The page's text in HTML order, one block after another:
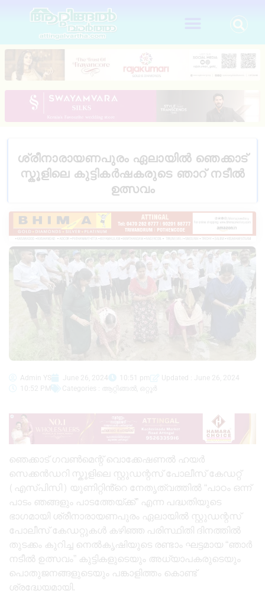
ശ്രീനാരായണപുരം ഏലായിൽ ഞെക്കാട്
സ്കൂളിലെ കുട്ടികർഷകരുടെ ഞാറ് നടീൽ
ഉത്സവം
Admin YS June 26, 2024 10:51 pm
Updated : June 26, 2024
10:52 PM
Categories : ആറ്റിങ്ങൽ ഒറ്റൂർ
ഞെക്കാട് ഗവൺമെന്റ് വൊക്കേഷണൽ ഹയർ
സെക്കൻഡറി സ്കൂളിലെ സ്റ്റുഡന്റസ് പോലീസ് കേഡറ്റ്
(എസ്പിസി) യൂണിറ്റിൻ്റെ നേതൃത്വത്തിൽ “പാഠം ഒന്ന്
പാടം ഞങ്ങളും പാടത്തേയ്ക്ക്” എന്ന പദ്ധതിയുടെ
ഭാഗമായി ശ്രീനാരായണപുരം ഏലായിൽ സ്റ്റുഡന്റസ്
പോലീസ് കേഡറ്റുകൾ കഴിഞ്ഞ പരിസ്ഥിതി ദിനത്തിൽ
തുടക്കം കുറിച്ച നെൽകൃഷിയുടെ രണ്ടാം ഘട്ടമായ “ഞാർ
നടീൽ ഉത്സവം” കുട്ടികളുടെയും അധ്യാപകരുടെയും
പൊതുജനങ്ങളുടെയും പങ്കാളിത്തം കൊണ്ട്
ശ്രദ്ധേയമായി.